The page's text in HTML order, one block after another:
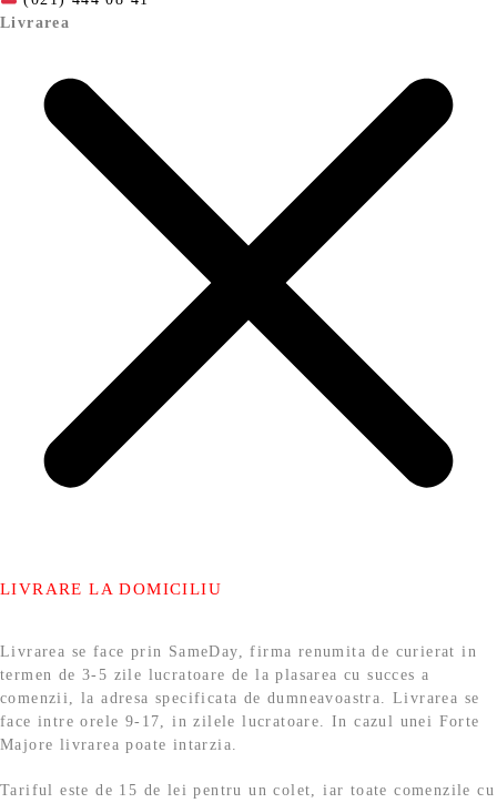
Livrarea
LIVRARE LA DOMICILIU
Livrarea se face prin SameDay, firma renumita de curierat in
termen de 3-5 zile lucratoare de la plasarea cu succes a
comenzii, la adresa specificata de dumneavoastra. Livrarea se
face intre orele 9-17, in zilele lucratoare. In cazul unei Forte
Majore livrarea poate intarzia.
Tariful este de 15 de lei pentru un colet, iar toate comenzile cu